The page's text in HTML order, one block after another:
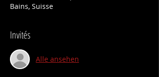
Bains, Suisse
Invités
Alle ansehen